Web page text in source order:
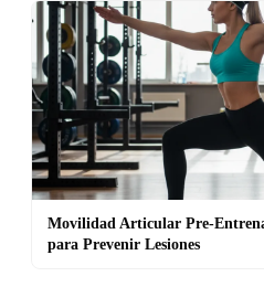
Movilidad Articular Pre-
para Prevenir Lesiones